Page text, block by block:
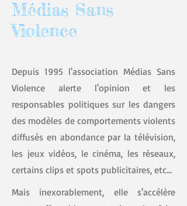
Médias Sans
Violence
Depuis 1995 l'association Médias Sans
Violence alerte l'opinion et les
responsables politiques sur les dangers
des modèles de comportements violents
diffusés en abondance par la télévision,
les jeux vidéos, le cinéma, les réseaux,
certains clips et spots publicitaires, etc...
Mais inexorablement, elle s'accélère